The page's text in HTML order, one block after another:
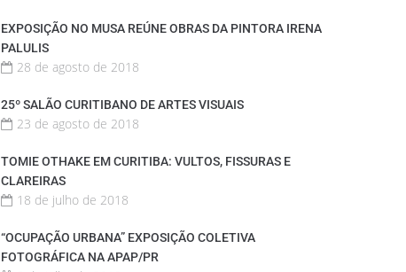
EXPOSIÇÃO NO MUSA REÚNE OBRAS DA PINTORA IRENA
PALULIS
28 de agosto de 2018
25º SALÃO CURITIBANO DE ARTES VISUAIS
23 de agosto de 2018
TOMIE OTHAKE EM CURITIBA: VULTOS, FISSURAS E
CLAREIRAS
18 de julho de 2018
“OCUPAÇÃO URBANA” EXPOSIÇÃO COLETIVA
FOTOGRÁFICA NA APAP/PR